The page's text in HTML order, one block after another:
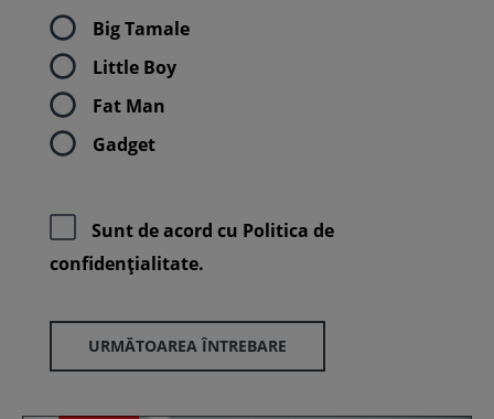
Big Tamale
Little Boy
Fat Man
Gadget
Sunt de acord cu Politica de
confidenţialitate.
URMĂTOAREA ÎNTREBARE